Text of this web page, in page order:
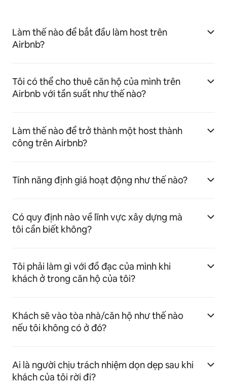
Làm thế nào để bắt đầu làm host trên
Airbnb?
Tôi có thể cho thuê căn hộ của mình trên
Airbnb với tần suất như thế nào?
Làm thế nào để trở thành một host thành
công trên Airbnb?
Tính năng định giá hoạt động như thế nào?
Có quy định nào về lĩnh vực xây dựng mà
tôi cần biết không?
Tôi phải làm gì với đồ đạc của mình khi
khách ở trong căn hộ của tôi?
Khách sẽ vào tòa nhà/căn hộ như thế nào
nếu tôi không có ở đó?
Ai là người chịu trách nhiệm dọn dẹp sau khi
khách của tôi rời đi?